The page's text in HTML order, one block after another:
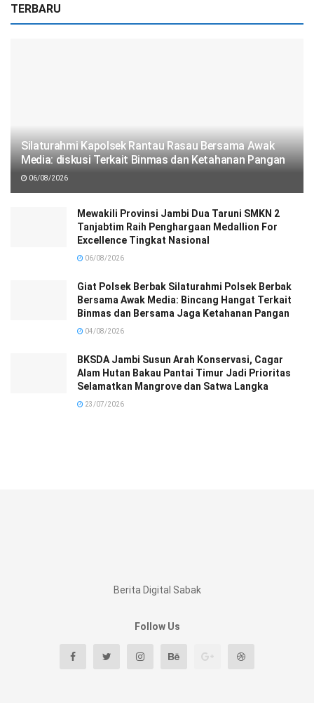
TERBARU
Silaturahmi Kapolsek Rantau Rasau Bersama Awak
Media: diskusi Terkait Binmas dan Ketahanan Pangan
06/08/2026
Mewakili Provinsi Jambi Dua Taruni SMKN 2
Tanjabtim Raih Penghargaan Medallion For
Excellence Tingkat Nasional
06/08/2026
Giat Polsek Berbak Silaturahmi Polsek Berbak
Bersama Awak Media: Bincang Hangat Terkait
Binmas dan Bersama Jaga Ketahanan Pangan
04/08/2026
BKSDA Jambi Susun Arah Konservasi, Cagar
Alam Hutan Bakau Pantai Timur Jadi Prioritas
Selamatkan Mangrove dan Satwa Langka
23/07/2026
Berita Digital Sabak
Follow Us